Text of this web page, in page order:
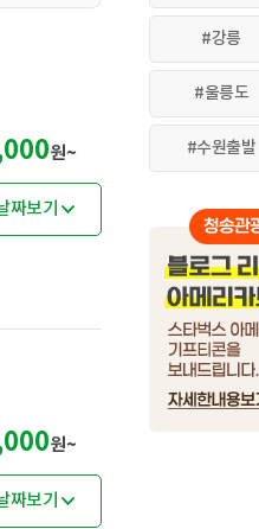
원~
짜보기
원~
짜보기
#강릉
#울릉도
#수원출발